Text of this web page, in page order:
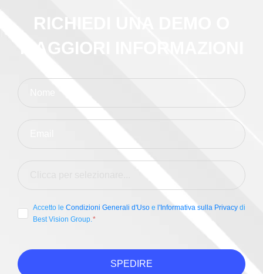
Accetto le Condizioni Generali d'Uso e l'Informativa sulla Privacy di
Best Vision Group.
SPEDIRE